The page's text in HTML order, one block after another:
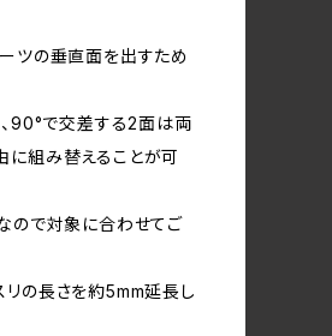
ツの垂直面を出すため
90°で交差する2面は両
に組み替えることが可
ので対象に合わせてご
の長さを約5mm延長し